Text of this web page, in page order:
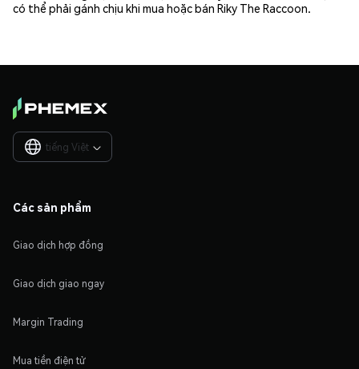
có thể phải gánh chịu khi mua hoặc bán Riky The Raccoon.
tiếng Việt 
Các sản phẩm
Giao dịch hợp đồng
Giao dịch giao ngay
Margin Trading
Mua tiền điện tử